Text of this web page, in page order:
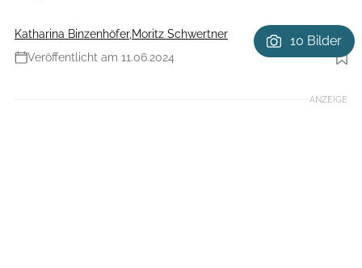
Katharina Binzenhöfer,Moritz Schwertner
Veröffentlicht am 11.06.2024
Foto: BH Bikes
10 Bilder
ANZEIGE